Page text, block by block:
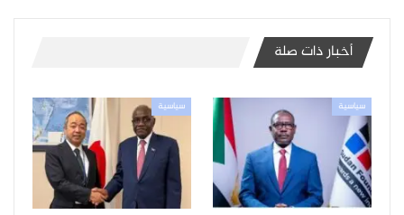
أخبار ذات صلة
سياسية سياسية